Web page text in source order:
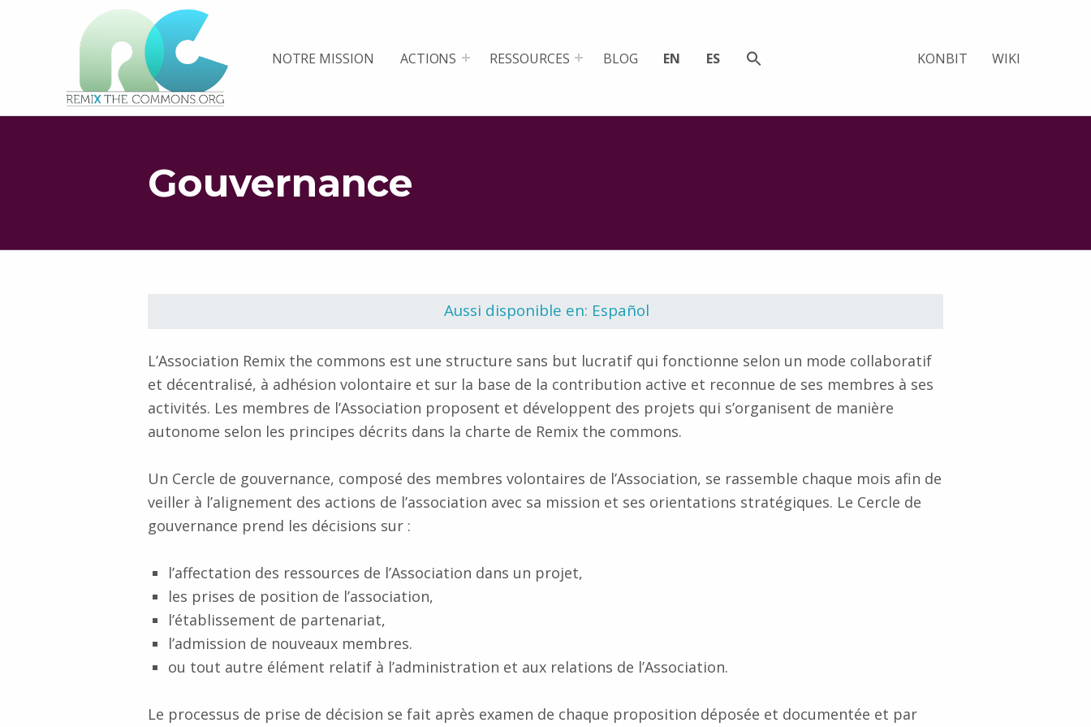
PLATEFORME MULTIMÉDIA OUVERTE ET COLLABORATIVE SUR LES COMMUNS NOTRE MISSION ACTIONS RESSOURCES BLOG EN ES KONBIT WIKI
Gouvernance
Aussi disponible en: Español
L’Association Remix the commons est une structure sans but lucratif qui fonctionne selon un mode collaboratif
et décentralisé, à adhésion volontaire et sur la base de la contribution active et reconnue de ses membres à ses
activités. Les membres de l’Association proposent et développent des projets qui s’organisent de manière
autonome selon les principes décrits dans la charte de Remix the commons.
Un Cercle de gouvernance, composé des membres volontaires de l’Association, se rassemble chaque mois afin de
veiller à l’alignement des actions de l’association avec sa mission et ses orientations stratégiques. Le Cercle de
gouvernance prend les décisions sur :
l’affectation des ressources de l’Association dans un projet,
les prises de position de l’association,
l’établissement de partenariat,
l’admission de nouveaux membres.
ou tout autre élément relatif à l’administration et aux relations de l’Association.
Le processus de prise de décision se fait après examen de chaque proposition déposée et documentée et par